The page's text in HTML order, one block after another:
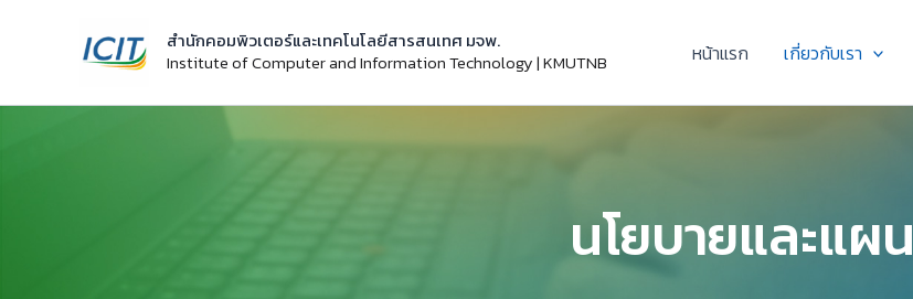
สำนักคอมพิวเตอร์และเทคโนโลยีสารสนเทศ มจพ.
Institute of Computer and Information Technology | KMUTNB
หน้าแรก เกี่ยวกับเรา
นโยบายและแผน